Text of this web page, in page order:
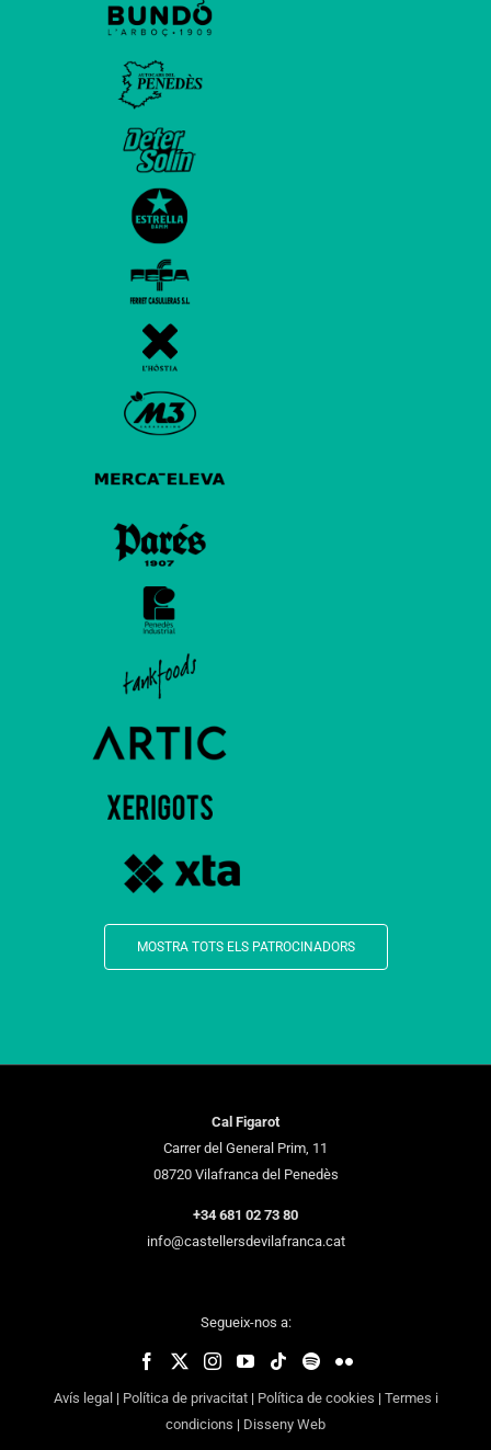
MOSTRA TOTS ELS PATROCINADORS
Cal Figarot
Carrer del General Prim, 11
08720 Vilafranca del Penedès
+34 681 02 73 80
info@castellersdevilafranca.cat
Segueix-nos a:
Avís legal | Política de privacitat| Política de cookies | Termes i
condicions | Disseny Web